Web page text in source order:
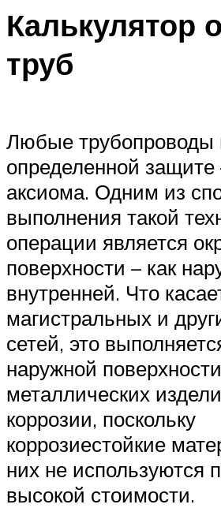
Калькулятор
труб
Любые трубопроводы
определенной защите
аксиома. Одним из
выполнения такой
операции является
поверхности – как
внутренней. Что
магистральных и
сетей, это
наружной поверхности
металлических
коррозии, поскольку
коррозиестойкие
них не используются
высокой стоимости.